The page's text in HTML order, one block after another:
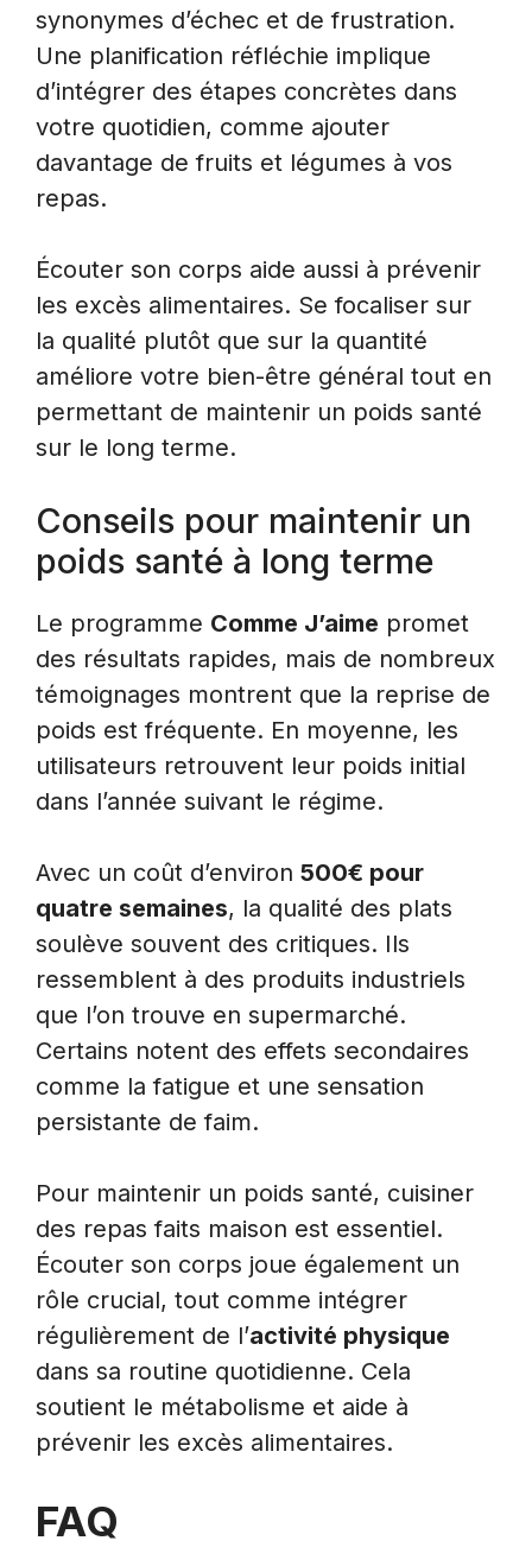
synonymes d’échec et de frustration.
Une planification réfléchie implique
d’intégrer des étapes concrètes dans
votre quotidien, comme ajouter
davantage de fruits et légumes à vos
repas.
Écouter son corps aide aussi à prévenir
les excès alimentaires. Se focaliser sur
la qualité plutôt que sur la quantité
améliore votre bien-être général tout en
permettant de maintenir un poids santé
sur le long terme.
Conseils pour maintenir un
poids santé à long terme
Le programme Comme J’aime promet
des résultats rapides, mais de nombreux
témoignages montrent que la reprise de
poids est fréquente. En moyenne, les
utilisateurs retrouvent leur poids initial
dans l’année suivant le régime.
Avec un coût d’environ 500€ pour
quatre semaines, la qualité des plats
soulève souvent des critiques. Ils
ressemblent à des produits industriels
que l’on trouve en supermarché.
Certains notent des effets secondaires
comme la fatigue et une sensation
persistante de faim.
Pour maintenir un poids santé, cuisiner
des repas faits maison est essentiel.
Écouter son corps joue également un
rôle crucial, tout comme intégrer
régulièrement de l’activité physique
dans sa routine quotidienne. Cela
soutient le métabolisme et aide à
prévenir les excès alimentaires.
FAQ